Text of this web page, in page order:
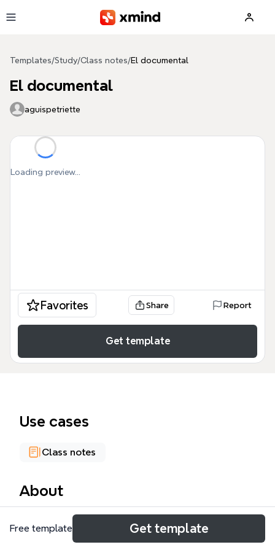
Templates/Study/Class notes/El documental
El documental
aguispetriette
Loading preview...
Favorites Share Report
Get template
Use cases
Class notes
About
El documental es un género audiovisual que
representa la realidad de manera objetiva o
Free template Get template